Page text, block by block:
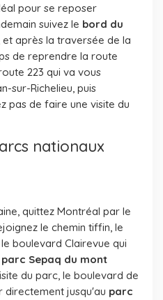
pour se reposer
suivez le bord du
et après la traversée de la
de reprendre la route
223 qui va vous
sur-Richelieu, puis
pas de faire une visite du
nationaux
quittez Montréal par le
le chemin tiffin, le
boulevard Clairevue qui
parc Sepaq du mont
du parc, le boulevard de
directement jusqu'au parc